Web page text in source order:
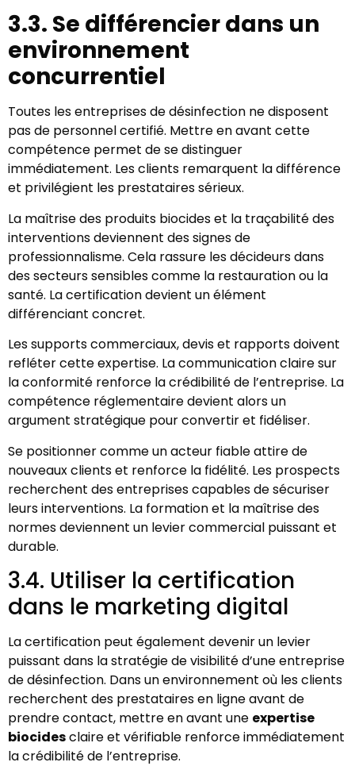
3.3. Se différencier dans un
environnement
concurrentiel
Toutes les entreprises de désinfection ne disposent
pas de personnel certifié. Mettre en avant cette
compétence permet de se distinguer
immédiatement. Les clients remarquent la différence
et privilégient les prestataires sérieux.
La maîtrise des produits biocides et la traçabilité des
interventions deviennent des signes de
professionnalisme. Cela rassure les décideurs dans
des secteurs sensibles comme la restauration ou la
santé. La certification devient un élément
différenciant concret.
Les supports commerciaux, devis et rapports doivent
refléter cette expertise. La communication claire sur
la conformité renforce la crédibilité de l’entreprise. La
compétence réglementaire devient alors un
argument stratégique pour convertir et fidéliser.
Se positionner comme un acteur fiable attire de
nouveaux clients et renforce la fidélité. Les prospects
recherchent des entreprises capables de sécuriser
leurs interventions. La formation et la maîtrise des
normes deviennent un levier commercial puissant et
durable.
3.4. Utiliser la certification
dans le marketing digital
La certification peut également devenir un levier
puissant dans la stratégie de visibilité d’une entreprise
de désinfection. Dans un environnement où les clients
recherchent des prestataires en ligne avant de
prendre contact, mettre en avant une expertise
biocidesclaire et vérifiable renforce immédiatement
la crédibilité de l’entreprise.